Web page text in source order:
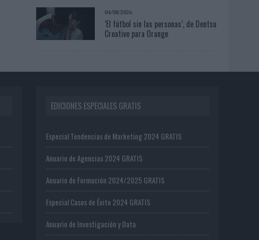
04/08/2026
‘El fútbol sin las personas’, de Dentsu
Creative para Orange
EDICIONES ESPECIALES GRATIS
Especial Tendencias de Marketing 2024 GRATIS
Anuario de Agencias 2024 GRATIS
Anuario de Formación 2024/2025 GRATIS
Especial Casos de Éxito 2024 GRATIS
Anuario de Investigación y Data